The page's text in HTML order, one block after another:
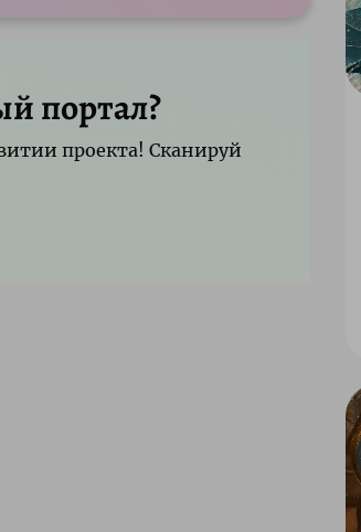
портал?
проекта! Сканируй